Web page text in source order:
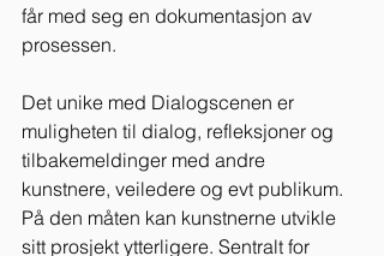
får med seg en dokumentasjon av
prosessen.
Det unike med Dialogscenen er
muligheten til dialog, refleksjoner og
tilbakemeldinger med andre
kunstnere, veiledere og evt publikum.
På den måten kan kunstnerne utvikle
sitt prosjekt ytterligere. Sentralt for